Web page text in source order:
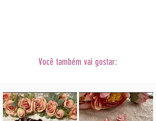
de tonalidade conforme cada monitor.
Você também vai gostar: